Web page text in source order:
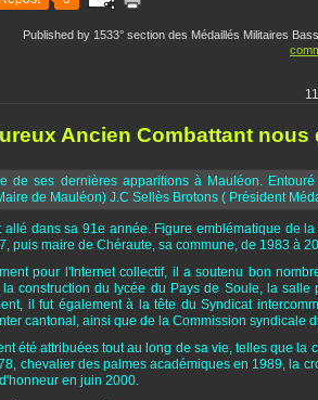
Published by 1533° section des Médaillés Militaires
Ancien Combattant nous
allé dans sa 91e année. Figure emblématique de
puis maire de Chéraute, sa commune, de 1983 à
pour l'Internet collectif, il a soutenu bon
construction du lycée du Pays de Soule, la salle
il fut également à la tête du Syndicat
cantonal, ainsi que de la Commission syndicale
été attribuées tout au long de sa vie, telles que la
chevalier des palmes académiques en 1989, la
en juin 2000.